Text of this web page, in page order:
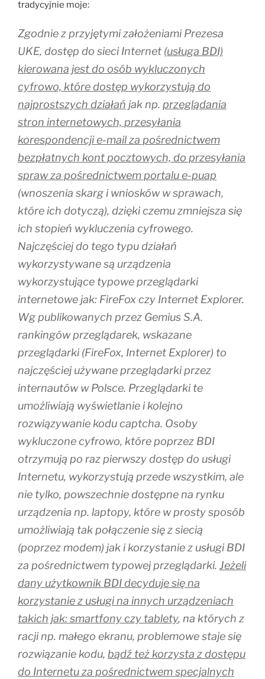
tradycyjnie moje:
Zgodnie z przyjętymi założeniami Prezesa
UKE, dostęp do sieci Internet (usługa BDI)
kierowana jest do osób wykluczonych
cyfrowo, które dostęp wykorzystują do
najprostszych działań jak np. przeglądania
stron internetowych, przesyłania
korespondencji e-mail za pośrednictwem
bezpłatnych kont pocztowych, do przesyłania
spraw za pośrednictwem portalu e-puap
(wnoszenia skarg i wniosków w sprawach,
które ich dotyczą), dzięki czemu zmniejsza się
ich stopień wykluczenia cyfrowego.
Najczęściej do tego typu działań
wykorzystywane są urządzenia
wykorzystujące typowe przeglądarki
internetowe jak: FireFox czy Internet Explorer.
Wg publikowanych przez Gemius S.A.
rankingów przeglądarek, wskazane
przeglądarki (FireFox, Internet Explorer) to
najczęściej używane przeglądarki przez
internautów w Polsce. Przeglądarki te
umożliwiają wyświetlanie i kolejno
rozwiązywanie kodu captcha. Osoby
wykluczone cyfrowo, które poprzez BDI
otrzymują po raz pierwszy dostęp do usługi
Internetu, wykorzystują przede wszystkim, ale
nie tylko, powszechnie dostępne na rynku
urządzenia np. laptopy, które w prosty sposób
umożliwiają tak połączenie się z siecią
(poprzez modem) jak i korzystanie z usługi BDI
za pośrednictwem typowej przeglądarki. Jeżeli
dany użytkownik BDI decyduje się na
korzystanie z usługi na innych urządzeniach
takich jak: smartfony czy tablety, na których z
racji np. małego ekranu, problemowe staje się
rozwiązanie kodu, bądź też korzysta z dostępu
do Internetu za pośrednictwem specjalnych